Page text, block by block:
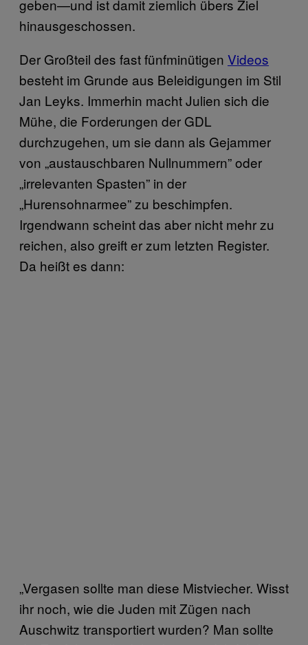
geben—und ist damit ziemlich übers Ziel
hinausgeschossen.
Der Großteil des fast fünfminütigen Videos
besteht im Grunde aus Beleidigungen im Stil
Jan Leyks. Immerhin macht Julien sich die
Mühe, die Forderungen der GDL
durchzugehen, um sie dann als Gejammer
von „austauschbaren Nullnummern” oder
„irrelevanten Spasten” in der
„Hurensohnarmee” zu beschimpfen.
Irgendwann scheint das aber nicht mehr zu
reichen, also greift er zum letzten Register.
Da heißt es dann:
„Vergasen sollte man diese Mistviecher. Wisst
ihr noch, wie die Juden mit Zügen nach
Auschwitz transportiert wurden? Man sollte